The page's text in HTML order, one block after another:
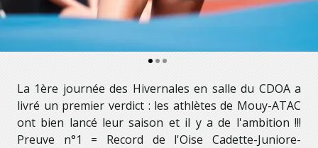
123
La 1ère journée des Hivernales en salle du CDOA a
livré un premier verdict : les athlètes de Mouy-ATAC
ont bien lancé leur saison et il y a de l'ambition !!!
Preuve n°1 = Record de l'Oise Cadette-Juniore-